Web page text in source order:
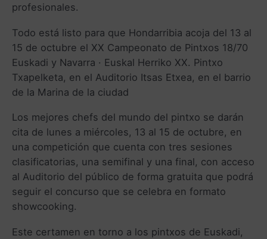
profesionales.
Todo está listo para que Hondarribia acoja del 13 al
15 de octubre el XX Campeonato de Pintxos 18/70
Euskadi y Navarra · Euskal Herriko XX. Pintxo
Txapelketa, en el Auditorio Itsas Etxea, en el barrio
de la Marina de la ciudad
Los mejores chefs del mundo del pintxo se darán
cita de lunes a miércoles, 13 al 15 de octubre, en
una competición que cuenta con tres sesiones
clasificatorias, una semifinal y una final, con acceso
al Auditorio del público de forma gratuita que podrá
seguir el concurso que se celebra en formato
showcooking.
Este certamen en torno a los pintxos de Euskadi,